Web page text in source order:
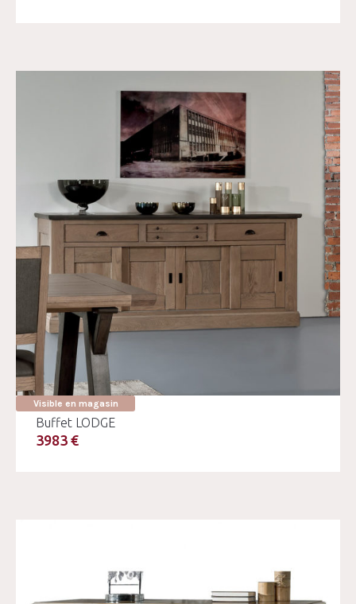
Visible en magasin
Buffet LODGE
3983 €